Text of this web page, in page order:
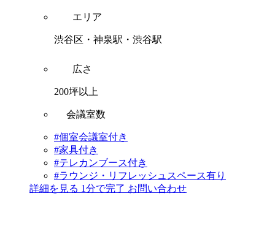
エリア
渋谷区・神泉駅・渋谷駅
広さ
200坪以上
会議室数
#個室会議室付き
#家具付き
#テレカンブース付き
#ラウンジ・リフレッシュスペース有り
詳細を見る 1分で完了 お問い合わせ